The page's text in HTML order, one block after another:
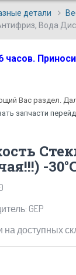
детали
Вода
часов.
Вас раздел.
запчасти
-
GEP
на доступных